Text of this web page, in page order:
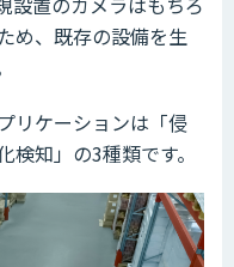
め、既存の設備を生
リケーションは「侵
知」の3種類です。